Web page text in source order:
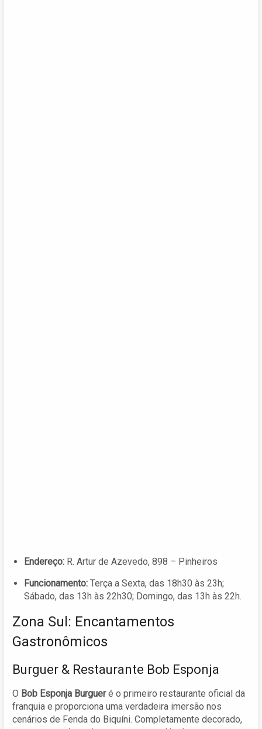
Endereço: R. Artur de Azevedo, 898 – Pinheiros
Funcionamento: Terça a Sexta, das 18h30 às 23h;
Sábado, das 13h às 22h30; Domingo, das 13h às 22h.
Zona Sul: Encantamentos
Gastronômicos
Burguer & Restaurante Bob Esponja
O Bob Esponja Burgueré o primeiro restaurante oficial da
franquia e proporciona uma verdadeira imersão nos
cenários de Fenda do Biquíni. Completamente decorado,